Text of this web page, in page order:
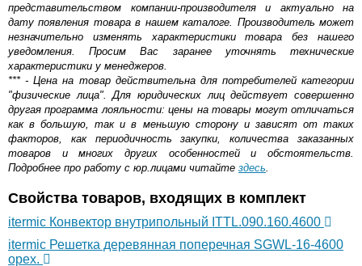
представительством компании-производителя и актуально на
дату появления товара в нашем каталоге. Производитель может
незначительно изменять характеристики товара без нашего
уведомления. Просим Вас заранее уточнять технические
характеристики у менеджеров.
*** - Цена на товар действительна для потребителей категории
"физические лица". Для юридических лиц действует совершенно
другая программа лояльности: цены на товары могут отличаться
как в большую, так и в меньшую сторону и зависят от таких
факторов, как периодичность закупки, количества заказанных
товаров и многих других особенностей и обстоятельств.
Подробнее про работу с юр.лицами читайте здесь.
Свойства товаров, входящих в комплект
itermic Конвектор внутрипольный ITTL.090.160.4600
itermic Решетка деревянная поперечная SGWL-16-4600
орех.